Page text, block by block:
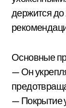
держится
Основные
— Он
— Покрытие